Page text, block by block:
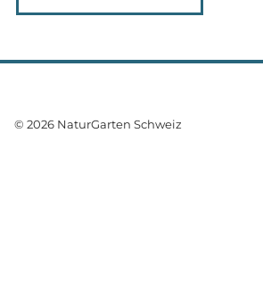
© 2026 NaturGarten Schweiz